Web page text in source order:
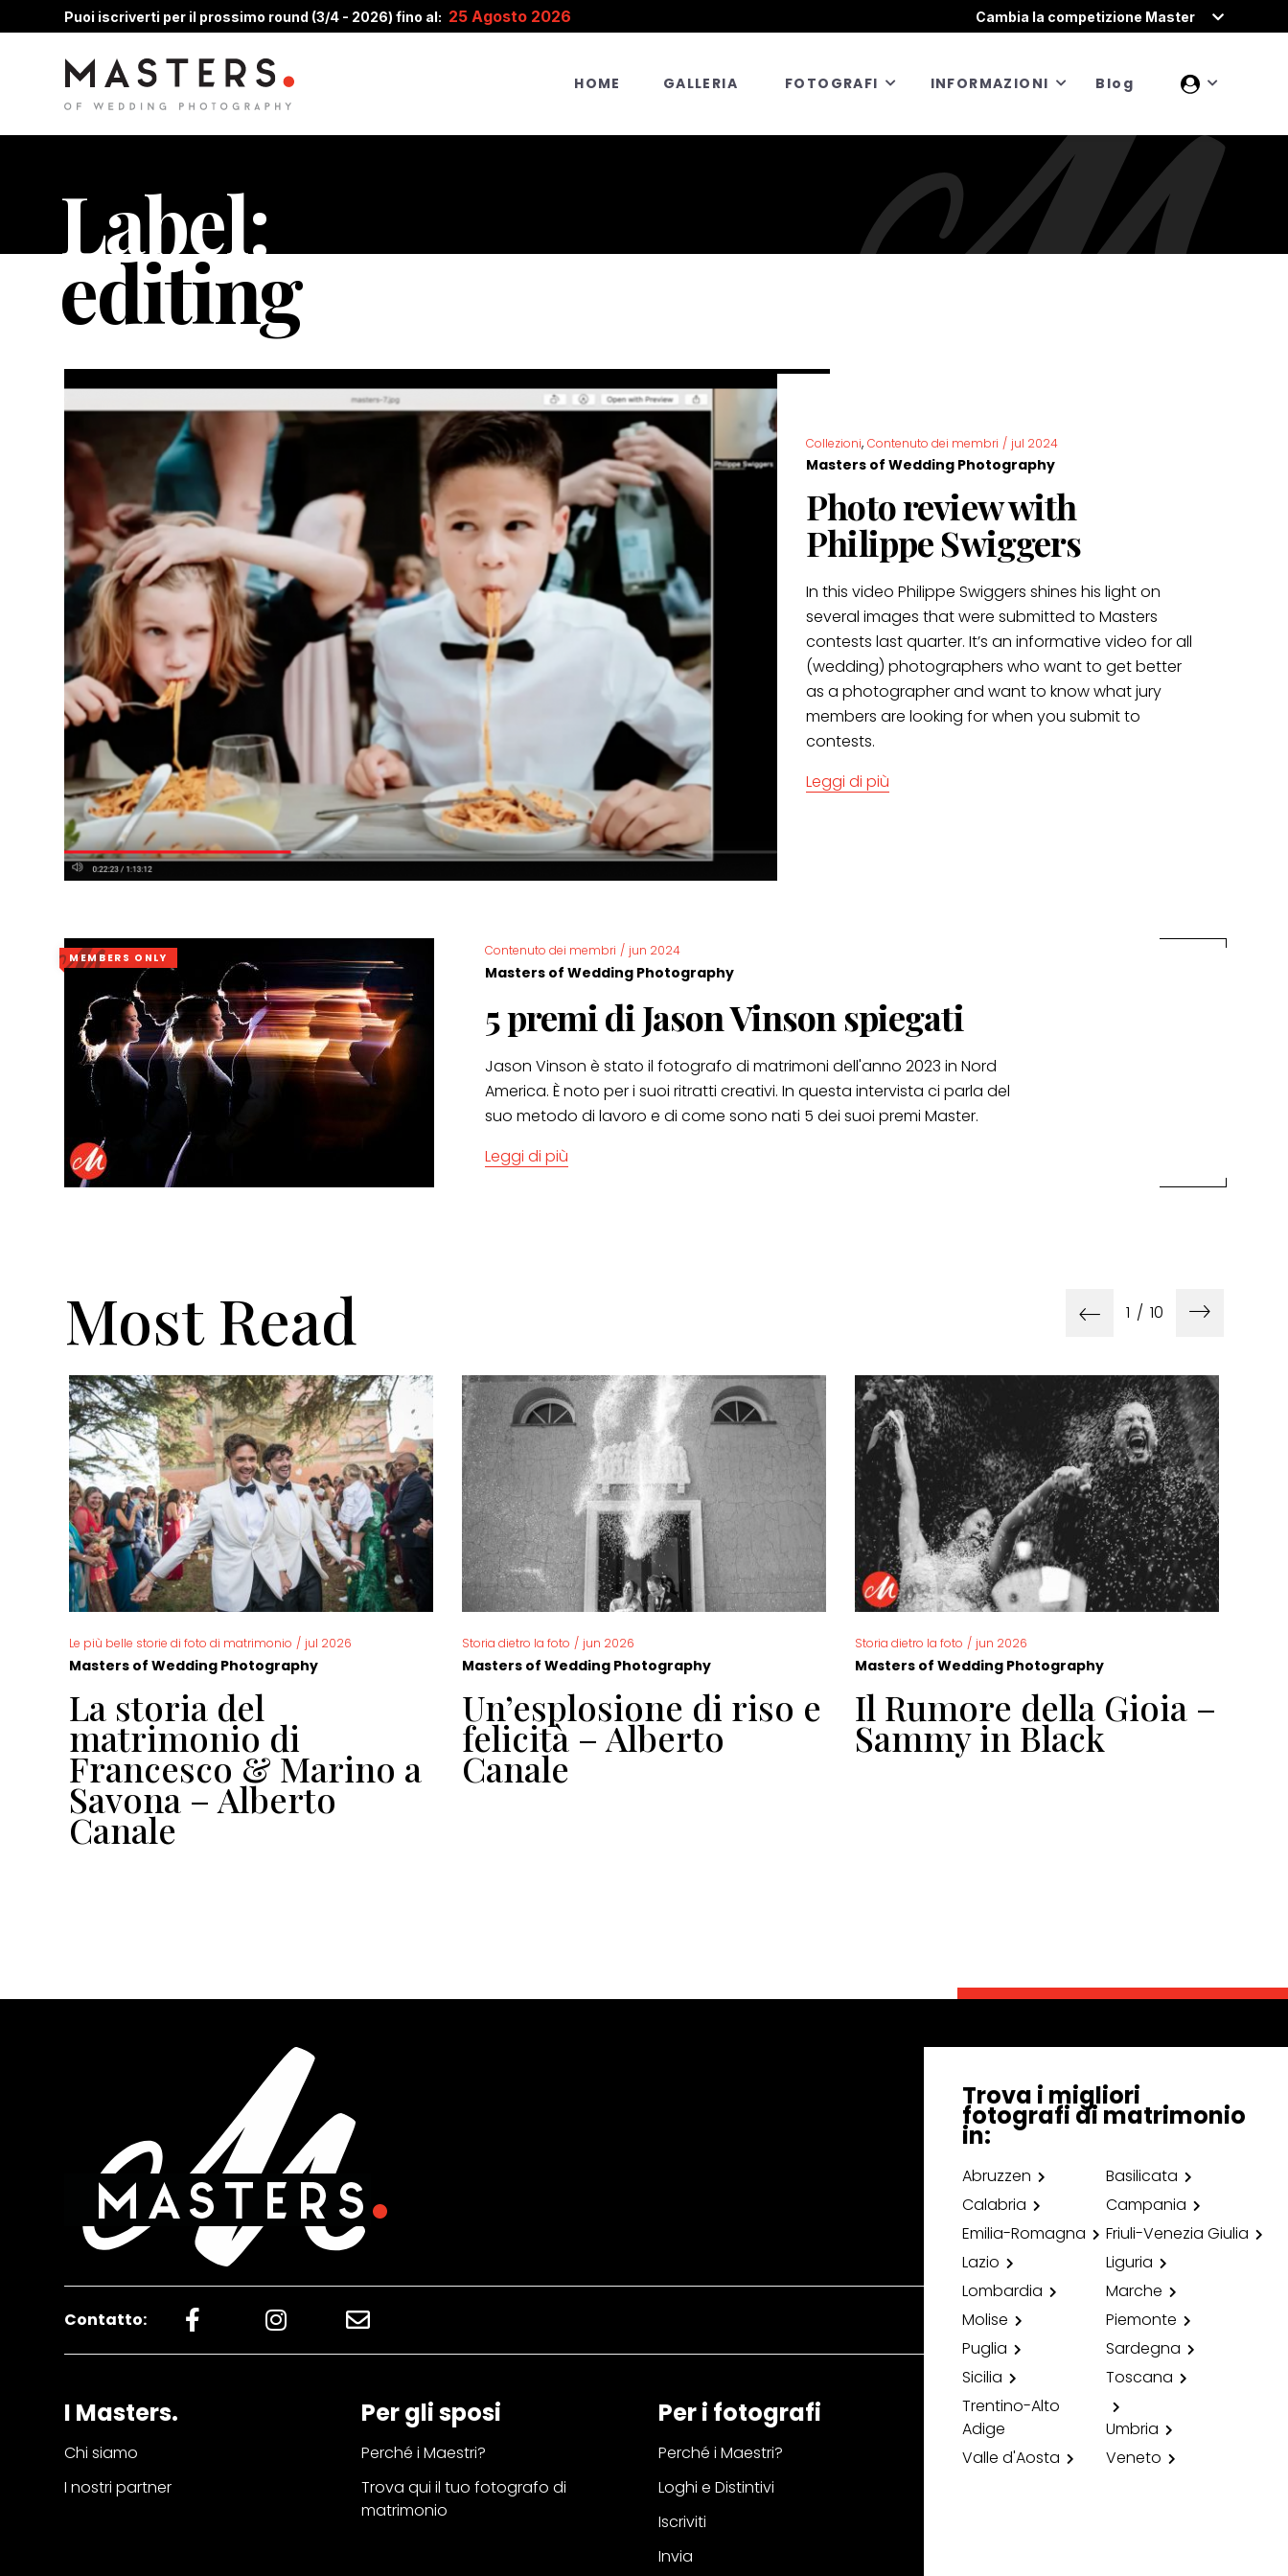
Puoi iscriverti per il prossimo round (3/4 - 2026) fino al: 25 Agosto 2026 Cambia la competizione Master
HOME GALLERIA FOTOGRAFI INFORMAZIONI Blog
Label:
editing
Collezioni,Contenuto dei membri / jul 2024
Masters of Wedding Photography
Photo review with
Philippe Swiggers
In this video Philippe Swiggers shines his light on
several images that were submitted to Masters
contests last quarter. It’s an informative video for all
(wedding) photographers who want to get better
as a photographer and want to know what jury
members are looking for when you submit to
contests.
Leggi di più
MEMBERS ONLY Contenuto dei membri / jun 2024
Masters of Wedding Photography
5 premi di Jason Vinson spiegati
Jason Vinson è stato il fotografo di matrimoni dell'anno 2023 in Nord
America. È noto per i suoi ritratti creativi. In questa intervista ci parla del
suo metodo di lavoro e di come sono nati 5 dei suoi premi Master.
Leggi di più
Most Read
Le più belle storie di foto di matrimonio / jul 2026
Masters of Wedding Photography
La storia del
matrimonio di
Francesco & Marino a
Savona – Alberto
Canale
Storia dietro la foto / jun 2026
Masters of Wedding Photography
Un’esplosione di riso e
felicità – Alberto
Canale
Storia dietro la foto / jun 2026
Masters of Wedding Photography
Il Rumore della Gioia –
Sammy in Black
1 / 10
Contatto:
I Masters.
Chi siamo
I nostri partner
Per gli sposi
Perché i Maestri?
Trova qui il tuo fotografo di
matrimonio
Per i fotografi
Perché i Maestri?
Loghi e Distintivi
Iscriviti
Invia
Trova i migliori
fotografi di matrimonio
in:
Abruzzen
Basilicata
Calabria
Campania
Emilia-Romagna
Friuli-Venezia Giulia
Lazio
Liguria
Lombardia
Marche
Molise
Piemonte
Puglia
Sardegna
Sicilia
Toscana
Trentino-Alto
Adige
Umbria
Valle d'Aosta
Veneto